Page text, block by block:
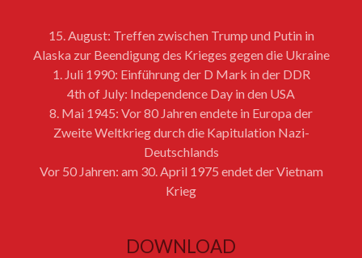
15. August: Treffen zwischen Trump und Putin in
Alaska zur Beendigung des Krieges gegen die Ukraine
1. Juli 1990: Einführung der D Mark in der DDR
4th of July: Independence Day in den USA
8. Mai 1945: Vor 80 Jahren endete in Europa der
Zweite Weltkrieg durch die Kapitulation Nazi-
Deutschlands
Vor 50 Jahren: am 30. April 1975 endet der Vietnam
Krieg
DOWNLOAD